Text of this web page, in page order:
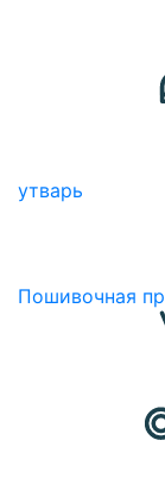
утварь
Пошивочная